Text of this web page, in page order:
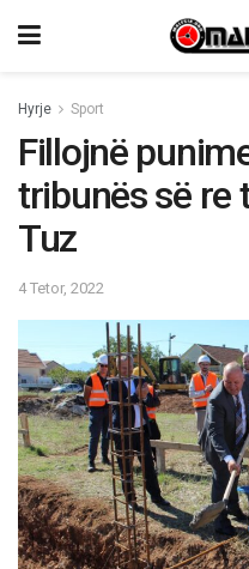
Hyrje Sport
Fillojnë
tribunës së re
Tuz
4 Tetor, 2022